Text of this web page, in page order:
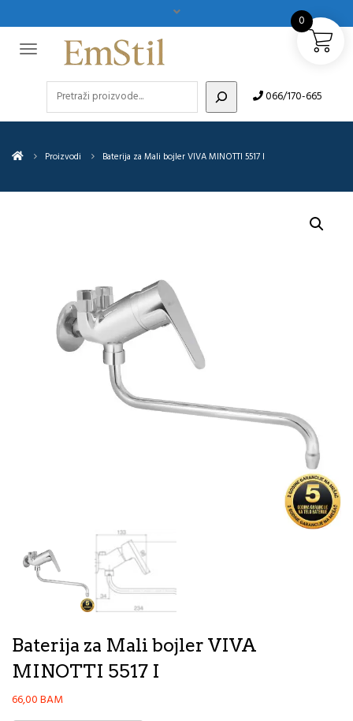
066/170-665
Proizvodi Baterija za Mali bojler VIVA MINOTTI 5517 I
Baterija za Mali bojler VIVA
MINOTTI 5517 I
66,00BAM
0